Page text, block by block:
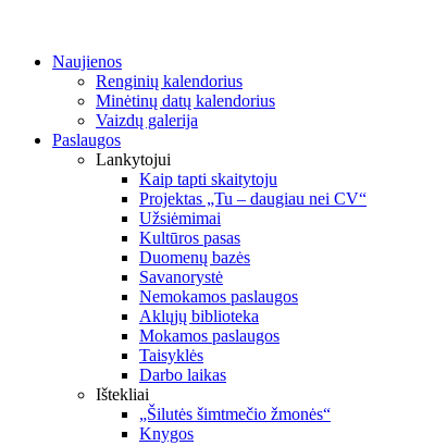
Naujienos
Renginių kalendorius
Minėtinų datų kalendorius
Vaizdų galerija
Paslaugos
Lankytojui
Kaip tapti skaitytoju
Projektas „Tu – daugiau nei CV“
Užsiėmimai
Kultūros pasas
Duomenų bazės
Savanorystė
Nemokamos paslaugos
Aklųjų biblioteka
Mokamos paslaugos
Taisyklės
Darbo laikas
Ištekliai
„Šilutės šimtmečio žmonės“
Knygos